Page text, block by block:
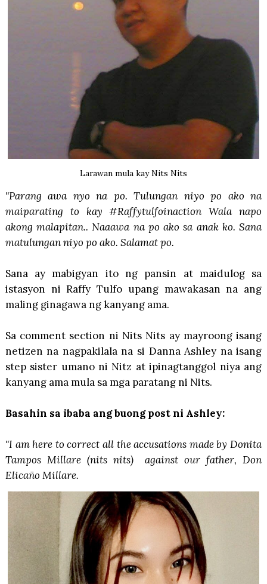
Larawan mula kay Nits Nits
"Parang awa nyo na po. Tulungan niyo po ako na
maiparating to kay #Raffytulfoinaction Wala napo
akong malapitan.. Naaawa na po ako sa anak ko. Sana
matulungan niyo po ako. Salamat po.
Sana ay mabigyan ito ng pansin at maidulog sa
istasyon ni Raffy Tulfo upang mawakasan na ang
maling ginagawa ng kanyang ama.
Sa comment section ni Nits Nits ay mayroong isang
netizen na nagpakilala na si Danna Ashley na isang
step sister umano ni Nitz at ipinagtanggol niya ang
kanyang ama mula sa mga paratang ni Nits.
Basahin sa ibaba ang buong post ni Ashley:
"I am here to correct all the accusations made by Donita
Tampos Millare (nits nits) against our father, Don
Elicaño Millare.